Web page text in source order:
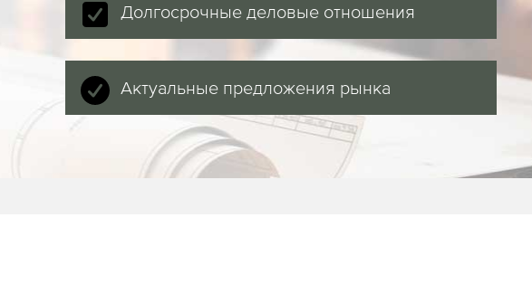
Долгосрочные деловые отношения
Актуальные предложения рынка